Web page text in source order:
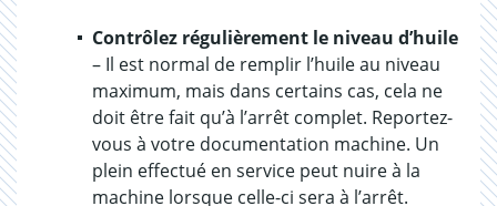
Contrôlez régulièrement le niveau d’huile
– Il est normal de remplir l’huile au niveau
maximum, mais dans certains cas, cela ne
doit être fait qu’à l’arrêt complet. Reportez-
vous à votre documentation machine. Un
plein effectué en service peut nuire à la
machine lorsque celle-ci sera à l’arrêt.